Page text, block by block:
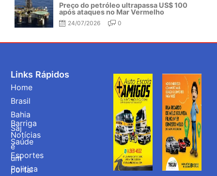
Preço do petróleo ultrapassa US$ 100
após ataques no Mar Vermelho
24/07/2026 0
Barriga
Notícias
é
um
portal
Links Rápidos
Home
Brasil
Bahia
Saj
Saúde
Esportes
Politica